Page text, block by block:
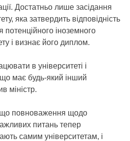
Достатньо лише засідання
яка затвердить відповідність
потенційного іноземного
і визнає його диплом.
в університеті і
має будь-який інший
міністр.
що повноваження щодо
питань тепер
самим університетам, і